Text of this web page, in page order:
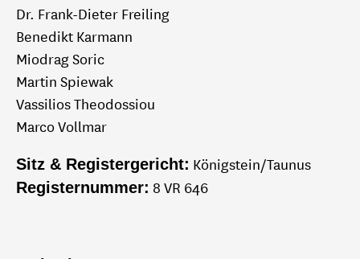
NAHOST
NIEDERLANDE
NORDEUROPA
Dr. Frank-Dieter Freiling
Benedikt Karmann
Miodrag Soric
Martin Spiewak
Vassilios Theodossiou
Marco Vollmar
Sitz & Registergericht: Königstein/Taunus
Registernummer: 8 VR 646